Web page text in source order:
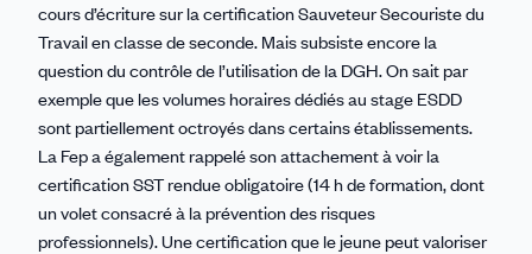
cours d’écriture sur la certification Sauveteur Secouriste du
Travail en classe de seconde. Mais subsiste encore la
question du contrôle de l’utilisation de la DGH. On sait par
exemple que les volumes horaires dédiés au stage ESDD
sont partiellement octroyés dans certains établissements.
La Fep a également rappelé son attachement à voir la
certification SST rendue obligatoire (14 h de formation, dont
un volet consacré à la prévention des risques
professionnels). Une certification que le jeune peut valoriser